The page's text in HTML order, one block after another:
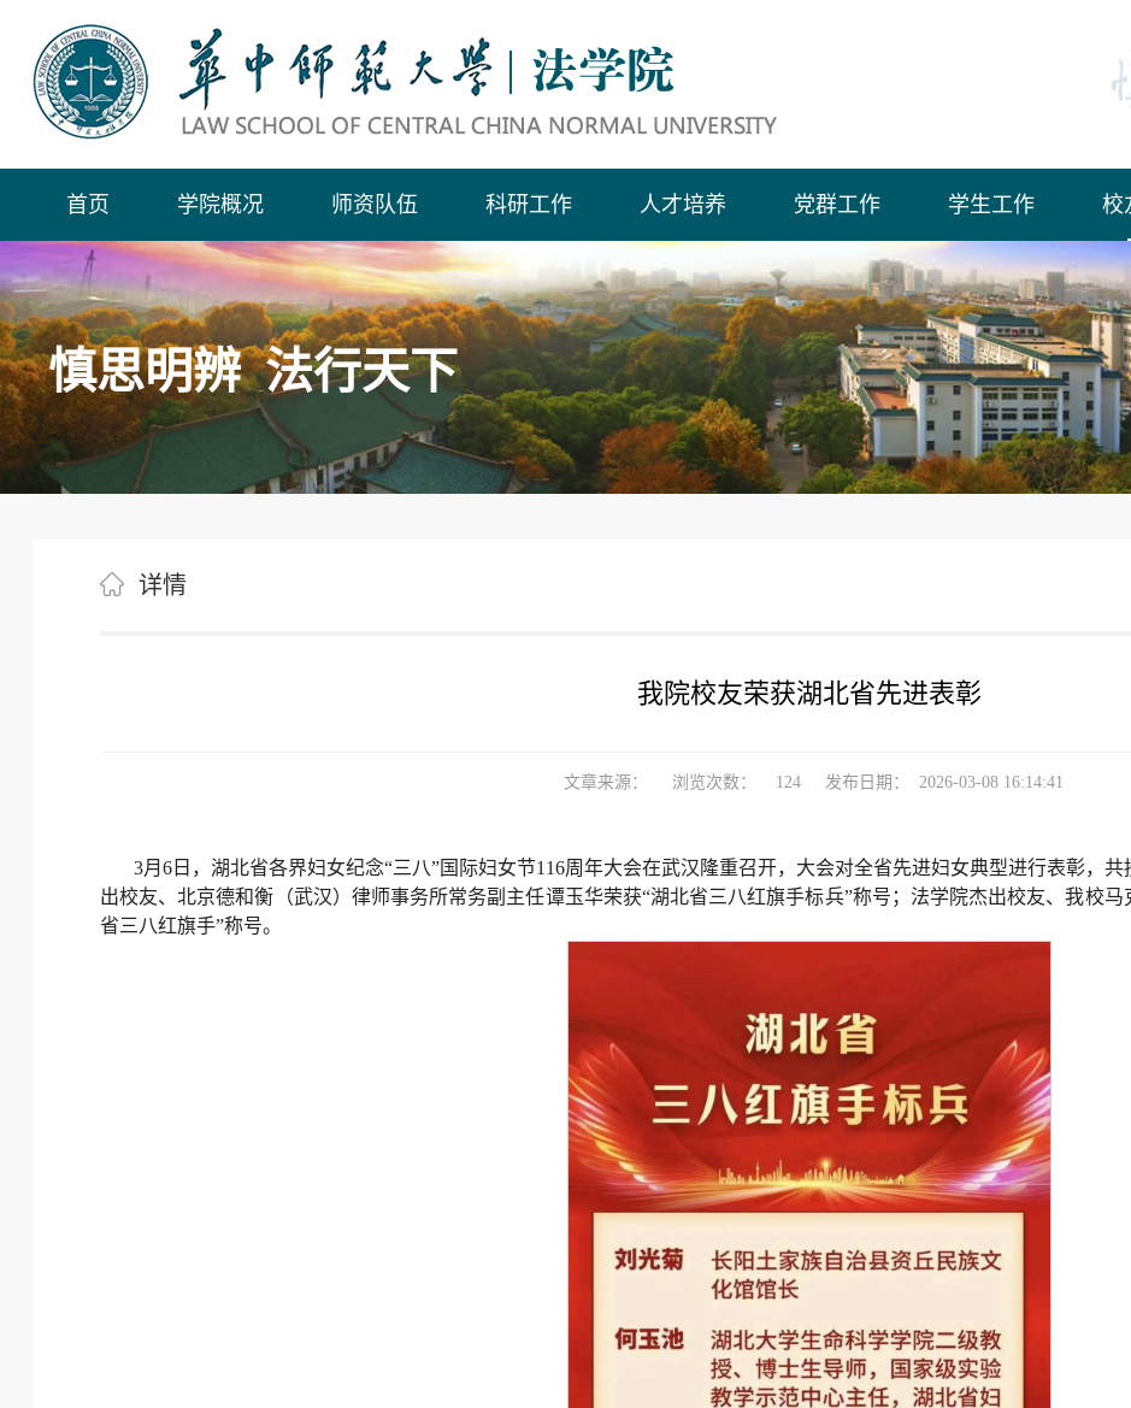
首页 学院概况 师资队伍 科研工作 人才培养 党群工作 学生工作 校
慎思明辨 法行天下
详情
我院校友荣获湖北省先进表彰
文章来源： 浏览次数： 124 发布日期： 2026-03-08 16:14:41
3月6日，湖北省各界妇女纪念“三八”国际妇女节116周年大会在武汉隆重召开，大会对全省先进妇女典型进行表彰，
出校友、北京德和衡（武汉）律师事务所常务副主任谭玉华荣获“湖北省三八红旗手标兵”称号；法学院杰出校友、我校
省三八红旗手”称号。